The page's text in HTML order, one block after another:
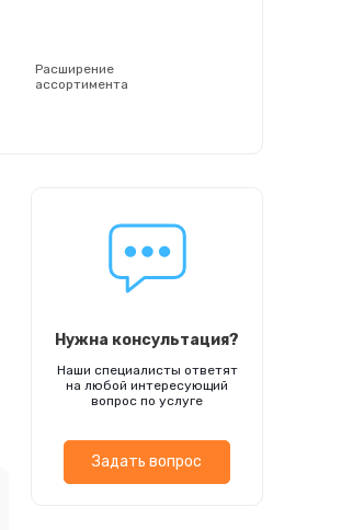
Расширение
ассортимента
Нужна консультация?
Наши специалисты ответят
на любой интересующий
вопрос по услуге
Задать вопрос